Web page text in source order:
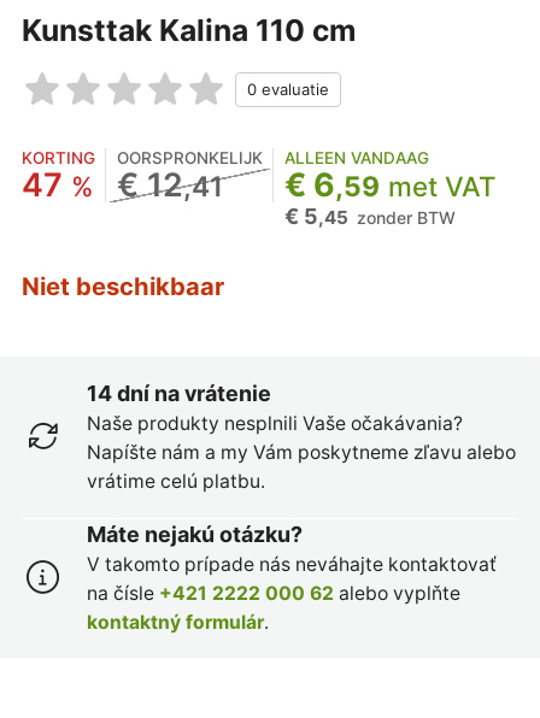
Kunsttak Kalina 110 cm
KORTING
47 %
OORSPRONKELIJK
€ 12,41
ALLEEN VANDAAG
€ 6,59 met VAT
€ 5,45 zonder BTW
Niet beschikbaar
14 dní na vrátenie
Naše produkty nesplnili Vaše očakávania?
Napíšte nám a my Vám poskytneme zľavu alebo
vrátime celú platbu.
Máte nejakú otázku?
V takomto prípade nás neváhajte kontaktovať
na čísle +421 2222 000 62 alebo vyplňte
kontaktný formulár.